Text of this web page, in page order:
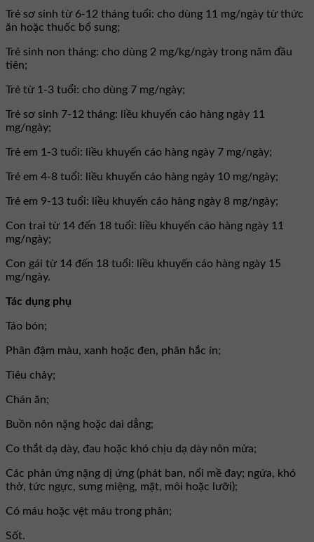
Trẻ sơ sinh từ 6-12 tháng tuổi: cho dùng 11 mg/ngày từ thức
ăn hoặc thuốc bổ sung;
Trẻ sinh non tháng: cho dùng 2 mg/kg/ngày trong năm đầu
tiên;
Trẻ từ 1-3 tuổi: cho dùng 7 mg/ngày;
Trẻ sơ sinh 7-12 tháng: liều khuyến cáo hàng ngày 11
mg/ngày;
Trẻ em 1-3 tuổi: liều khuyến cáo hàng ngày 7 mg/ngày;
Trẻ em 4-8 tuổi: liều khuyến cáo hàng ngày 10 mg/ngày;
Trẻ em 9-13 tuổi: liều khuyến cáo hàng ngày 8 mg/ngày;
Con trai từ 14 đến 18 tuổi: liều khuyến cáo hàng ngày 11
mg/ngày;
Con gái từ 14 đến 18 tuổi: liều khuyến cáo hàng ngày 15
mg/ngày.
Tác dụng phụ
Táo bón;
Phân đậm màu, xanh hoặc đen, phân hắc ín;
Tiêu chảy;
Chán ăn;
Buồn nôn nặng hoặc dai dẳng;
Co thắt dạ dày, đau hoặc khó chịu dạ dày nôn mửa;
Các phản ứng nặng dị ứng (phát ban, nổi mề đay; ngứa, khó
thở, tức ngực, sưng miệng, mặt, môi hoặc lưỡi);
Có máu hoặc vệt máu trong phân;
Sốt.